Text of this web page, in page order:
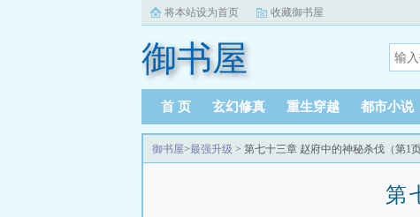
将本站设为首页 收藏御书屋
御书屋
首 页 玄幻修真 重生穿越 都市小说
御书屋>最强升级 > 第七十三章 赵府中的神秘杀伐（第1页
第